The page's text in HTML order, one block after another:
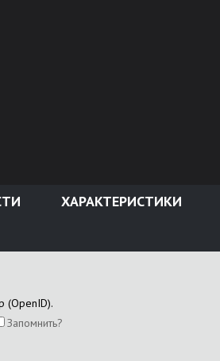
ХАРАКТЕРИСТИКИ
(OpenID).
Запомнить?